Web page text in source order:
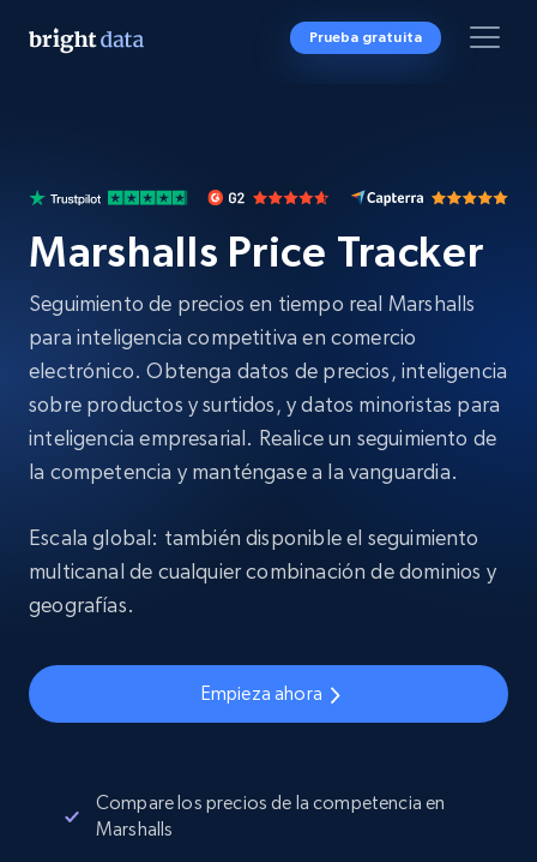
Prueba gratuita
Marshalls Price Tracker
Seguimiento de precios en tiempo real Marshalls
para inteligencia competitiva en comercio
electrónico. Obtenga datos de precios, inteligencia
sobre productos y surtidos, y datos minoristas para
inteligencia empresarial. Realice un seguimiento de
la competencia y manténgase a la vanguardia.
Escala global: también disponible el seguimiento
multicanal de cualquier combinación de dominios y
geografías.
Empieza ahora
Compare los precios de la competencia en
Marshalls